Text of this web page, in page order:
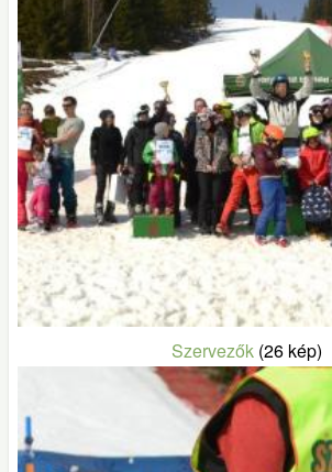
Szervezők (26 kép)